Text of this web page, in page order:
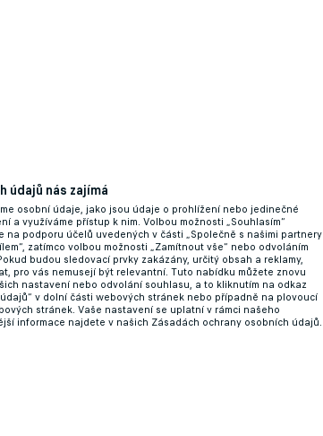
údajů nás zajímá
osobní údaje, jako jsou údaje o prohlížení nebo jedinečné
a využíváme přístup k nim. Volbou možnosti „Souhlasím“
podporu účelů uvedených v části „Společně s našimi partnery
zatímco volbou možnosti „Zamítnout vše“ nebo odvoláním
budou sledovací prvky zakázány, určitý obsah a reklamy,
pro vás nemusejí být relevantní. Tuto nabídku můžete znovu
nastavení nebo odvolání souhlasu, a to kliknutím na odkaz
v dolní části webových stránek nebo případně na plovoucí
stránek. Vaše nastavení se uplatní v rámci našeho
informace najdete v našich Zásadách ochrany osobních údajů.